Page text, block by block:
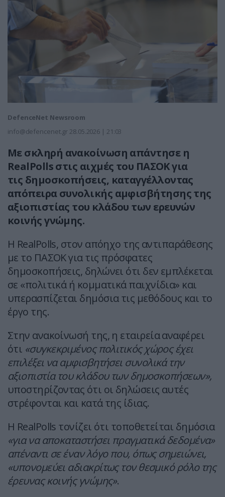
DefenceNet Newsroom
info@defencenet.gr 28.05.2026 | 21:03
Με σκληρή ανακοίνωση απάντησε η
RealPolls στις αιχμές του ΠΑΣΟΚ για
τις δημοσκοπήσεις, καταγγέλλοντας
απόπειρα συνολικής αμφισβήτησης της
αξιοπιστίας του κλάδου των ερευνών
κοινής γνώμης.
Η RealPolls, στον απόηχο της αντιπαράθεσης
με το ΠΑΣΟΚ για τις πρόσφατες
δημοσκοπήσεις, δηλώνει ότι δεν εμπλέκεται
σε «πολιτικά ή κομματικά παιχνίδια» και
υπερασπίζεται δημόσια τις μεθόδους και το
έργο της.
Στην ανακοίνωσή της, η εταιρεία αναφέρει
ότι «συγκεκριμένος πολιτικός χώρος έχει
επιλέξει να αμφισβητήσει συνολικά την
αξιοπιστία του κλάδου των δημοσκοπήσεων»,
υποστηρίζοντας ότι οι δηλώσεις αυτές
στρέφονται και κατά της ίδιας.
Η RealPolls τονίζει ότι τοποθετείται δημόσια
«για να αποκαταστήσει πραγματικά δεδομένα»
απέναντι σε έναν λόγο που, όπως σημειώνει,
«υπονομεύει αδιακρίτως τον θεσμικό ρόλο της
έρευνας κοινής γνώμης».